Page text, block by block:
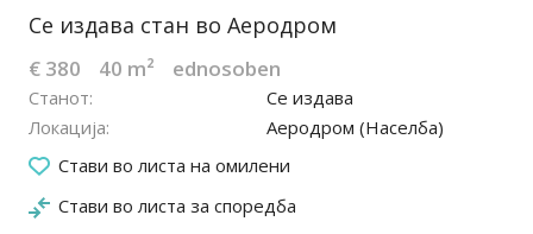
Се издава стан во Аеродром
€ 380 40 m² ednosoben
Станот
Се издава
Локација
Аеродром (Населба)
Стави во листа на омилени
Стави во листа за споредба
23.03.2026